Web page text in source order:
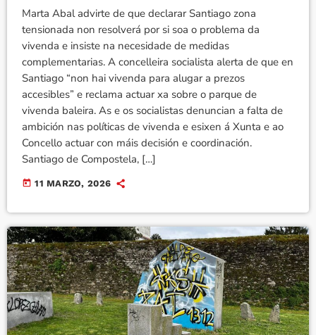
Marta Abal advirte de que declarar Santiago zona
tensionada non resolverá por si soa o problema da
vivenda e insiste na necesidade de medidas
complementarias. A concelleira socialista alerta de que en
Santiago “non hai vivenda para alugar a prezos
accesibles” e reclama actuar xa sobre o parque de
vivenda baleira. As e os socialistas denuncian a falta de
ambición nas políticas de vivenda e esixen á Xunta e ao
Concello actuar con máis decisión e coordinación.
Santiago de Compostela, […]
today 11 MARZO, 2026